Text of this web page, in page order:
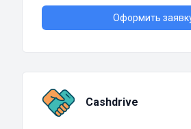
Оформить
Cashdrive